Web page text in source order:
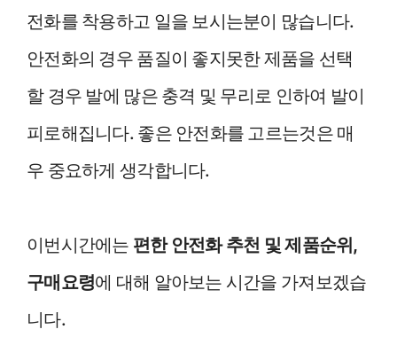
전화를 착용하고 일을 보시는분이 많습니다.
안전화의 경우 품질이 좋지못한 제품을 선택
할 경우 발에 많은 충격 및 무리로 인하여 발이
피로해집니다. 좋은 안전화를 고르는것은 매
우 중요하게 생각합니다.
이번시간에는 편한 안전화 추천 및 제품순위,
구매요령에 대해 알아보는 시간을 가져보겠습
니다.